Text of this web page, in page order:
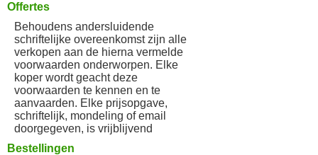
Offertes
Behoudens andersluidende
schriftelijke overeenkomst zijn alle
verkopen aan de hierna vermelde
voorwaarden onderworpen. Elke
koper wordt geacht deze
voorwaarden te kennen en te
aanvaarden. Elke prijsopgave,
schriftelijk, mondeling of email
doorgegeven, is vrijblijvend
Bestellingen